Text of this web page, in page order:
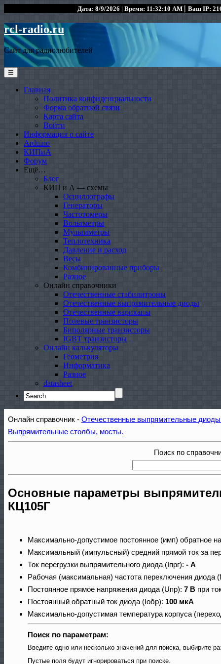
Дата: 8/9/2026 | Время: 11:32:10 AM | Ваш IP:
rcl-radio.ru
Сайт для радиолюбителей
☰
Главная
Политика конфиденциальности
Форма обратной связи
Карта сайта
Войти
Информация о сайте
Arduino
КИПиА
Форум
Ещё…
Блог
КИП и А — схемы
Осциллографы
Генераторы
Частотомеры
Вольтметры
Мультиметры
Теплотехника
Давление и расход
Весы
Комбинированные приборы
Разное
Онлайн справочники
Отечественные стабилитроны
Отечественные выпрямительные диоды
Отечественные варикапы
Полевые транзисторы
Биполярные транзисторы
IGBT транзисторы
Онлайн калькуляторы
Геометрия
Информатика
Разное
datasheet
Search
for:
Онлайн справочник - Отечественные выпрямительные
Выпрямительные столбы, мосты.
Поиск по
Основные параметры
КЦ105Г
Максимально-допустимое постоянное (имп) обратное
Максимальный (импульсный) средний прямой ток за
Ток перегрузки выпрямительного диода (Iпрг): - А
Рабочая (максимальная) частота переключения диода
Постоянное прямое напряжения диода (Uпр): 7 В при
Постоянный обратный ток диода (Iобр): 100 мкА
Максимально-допустимая температура корпуса
Поиск по параметрам:
Введите одно или несколько значений для поиска, выбирите
Пустые поля будут игнорироваться при поиске.